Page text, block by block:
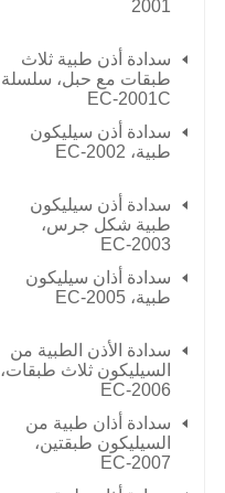
2001
سدادة أذن طبية ثلاث
طبقات مع حبل، سلسلة
EC-2001C
سدادة أذن سيليكون
طبية، EC-2002
سدادة أذن سيليكون
طبية شكل جرس،
EC-2003
سدادة أذان سيليكون
طبية، EC-2005
سدادة الأذن الطبية من
السيليكون ثلاث طبقات،
EC-2006
سدادة أذان طبية من
السيليكون طبقتين،
EC-2007